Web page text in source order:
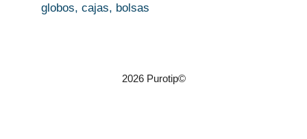
globos, cajas, bolsas
2026 Purotip©